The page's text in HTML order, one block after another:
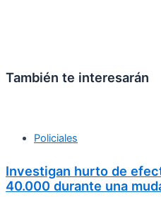
También te interesarán
Policiales
Investigan hurto de
40.000 durante una